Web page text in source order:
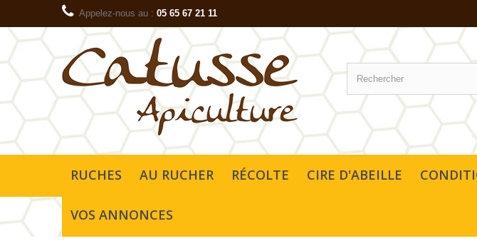
Appelez-nous au : 05 65 67 21 11
RUCHES AU RUCHER RÉCOLTE CIRE D'ABEILLE
VOS ANNONCES